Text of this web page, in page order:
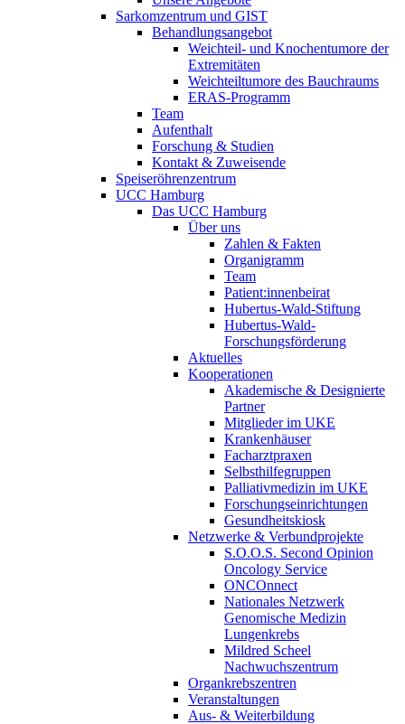
Sarkomzentrum und GIST
Behandlungsangebot
Weichteil- und Knochentumore der
Extremitäten
Weichteiltumore des Bauchraums
ERAS-Programm
Team
Aufenthalt
Forschung & Studien
Kontakt & Zuweisende
Speiseröhrenzentrum
UCC Hamburg
Das UCC Hamburg
Über uns
Zahlen & Fakten
Organigramm
Team
Patient:innenbeirat
Hubertus-Wald-Stiftung
Hubertus-Wald-
Forschungsförderung
Aktuelles
Kooperationen
Akademische & Designierte
Partner
Mitglieder im UKE
Krankenhäuser
Facharztpraxen
Selbsthilfegruppen
Palliativmedizin im UKE
Forschungseinrichtungen
Gesundheitskiosk
Netzwerke & Verbundprojekte
S.O.O.S. Second Opinion
Oncology Service
ONCOnnect
Nationales Netzwerk
Genomische Medizin
Lungenkrebs
Mildred Scheel
Nachwuchszentrum
Organkrebszentren
Veranstaltungen
Aus- & Weiterbildung